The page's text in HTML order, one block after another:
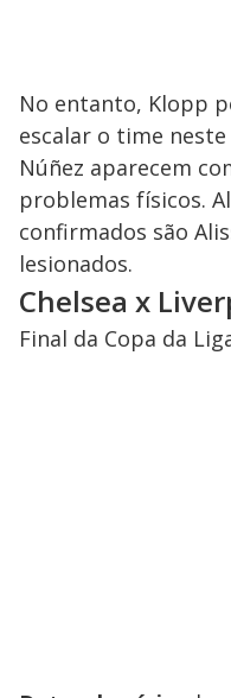
No entanto, Klopp
escalar o time
Núñez aparecem
problemas físicos.
confirmados são
lesionados.
Chelsea x
Final da Copa da